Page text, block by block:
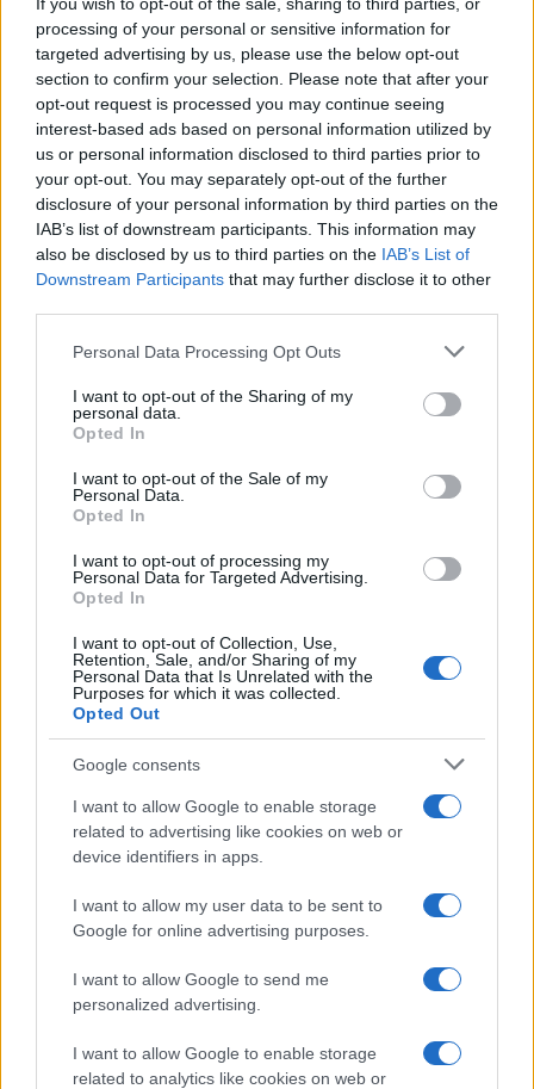
processing of your personal or sensitive information for
targeted advertising by us, please use the below opt-out
section to confirm your selection. Please note that after your
opt-out request is processed you may continue seeing
interest-based ads based on personal information utilized by
us or personal information disclosed to third parties prior to
your opt-out. You may separately opt-out of the further
disclosure of your personal information by third parties on the
IAB’s list of downstream participants. This information may
also be disclosed by us to third parties on the IAB’s List of
Downstream Participants that may further disclose it to other
Please note that this website/app uses one or more Google
not limited to your visit or usage behaviour. You may click to
grant or deny consent to Google and its third-party tags to
use your data for below specified purposes in below Google
consent section.
Personal Data Processing Opt Outs
I want to opt-out of the Sharing of my
personal data.
Opted In
I want to opt-out of the Sale of my
Personal Data.
Opted In
I want to opt-out of processing my
Personal Data for Targeted Advertising.
Opted In
I want to opt-out of Collection, Use,
Retention, Sale, and/or Sharing of my
Personal Data that Is Unrelated with the
Purposes for which it was collected.
Opted Out
Google consents
I want to allow Google to enable storage
related to advertising like cookies on web or
device identifiers in apps.
I want to allow my user data to be sent to
Google for online advertising purposes.
I want to allow Google to send me
personalized advertising.
I want to allow Google to enable storage
related to analytics like cookies on web or
CIENCIA Y TECNOLOGÍA
Cómo elegir una carrera STEAM: perfiles
Descubre cómo elegir la mejor opción en STEAM:…
CIENCIA Y TECNOLOGÍA
Un hombre compra el primer mensaje
SMS de la historia por 107.000 euros
Un canadiense compra el primer mensaje de texto…
CIENCIA Y TECNOLOGÍA